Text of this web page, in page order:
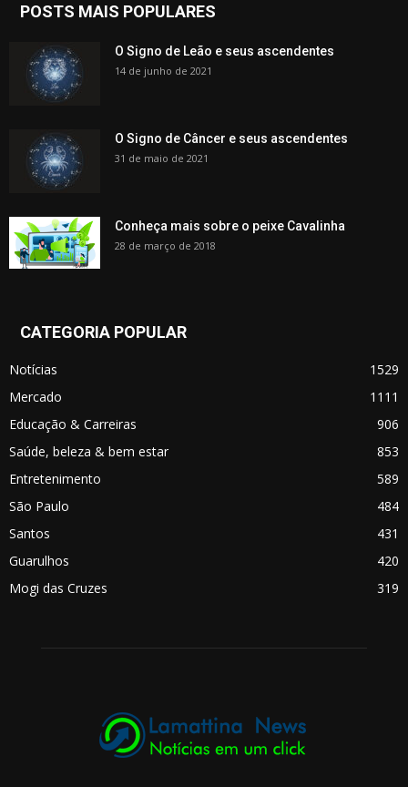
POSTS MAIS POPULARES
O Signo de Leão e seus ascendentes
14 de junho de 2021
O Signo de Câncer e seus ascendentes
31 de maio de 2021
Conheça mais sobre o peixe Cavalinha
28 de março de 2018
CATEGORIA POPULAR
Notícias
1529
Mercado
1111
Educação & Carreiras
906
Saúde, beleza & bem estar
853
Entretenimento
589
São Paulo
484
Santos
431
Guarulhos
420
Mogi das Cruzes
319